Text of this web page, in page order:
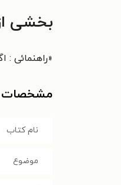
بخشی
«راهنمائی
مشخصات
نام کتاب
موضوع